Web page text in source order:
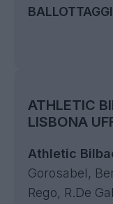
ATHLETIC
LISBONA
Athletic
Gorosabel,
Rego, R.De